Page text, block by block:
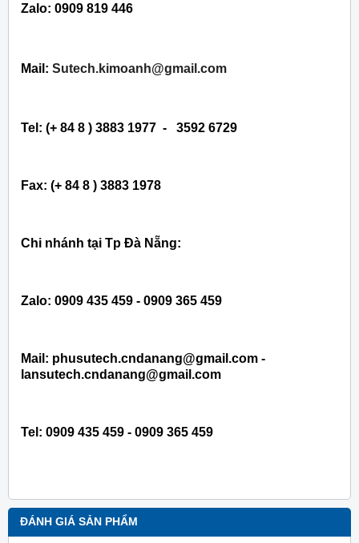
Zalo: 0909 819 446
Mail: Sutech.kimoanh@gmail.com
Tel: (+ 84 8 ) 3883 1977 - 3592 6729
Fax: (+ 84 8 ) 3883 1978
Chi nhánh tại Tp Đà Nẵng:
Zalo: 0909 435 459 - 0909 365 459
Mail: phusutech.cndanang@gmail.com -
lansutech.cndanang@gmail.com
Tel: 0909 435 459 - 0909 365 459
ĐÁNH GIÁ SẢN PHẨM